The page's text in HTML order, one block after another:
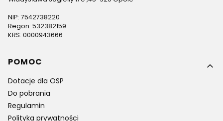
NIP: 7542738220
Regon: 532382159
KRS: 0000943666
Linki w stopce
POMOC
Dotacje dla OSP
Do pobrania
Regulamin
Polityka prywatności